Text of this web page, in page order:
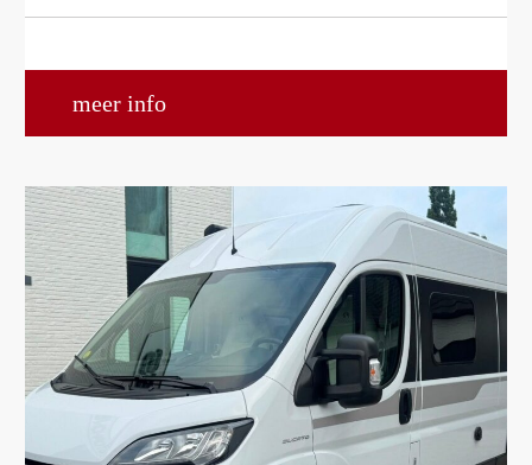
meer info